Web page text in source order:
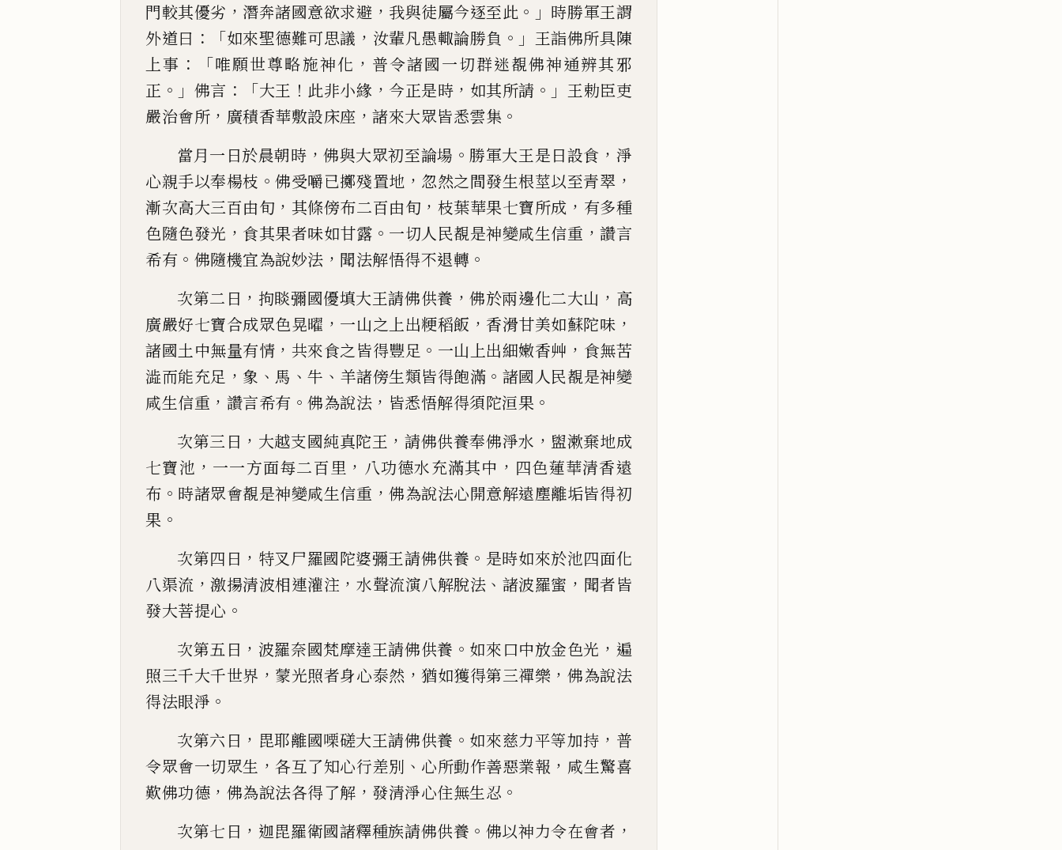
門較其優劣 ， 潛奔諸國意欲求避 ， 我與徒屬今逐至此 。」 時勝軍王謂
外道曰 ：「如來聖德難可思議 ， 汝輩凡愚輙論勝負 。」 王詣佛所具陳
上事 ：「唯願世尊略施神化 ， 普令諸國一切群迷覩佛神通辨其邪
正 。」 佛言 ：「大王 ！ 此非小緣 ， 今正是時 ， 如其所請 。」 王勅臣吏
嚴治會所 ， 廣積香華敷設床座 ， 諸來大眾皆悉雲集 。
當月一日於晨朝時 ，佛與大眾初至論場 。 勝軍大王是日設食 ， 淨
心親手以奉楊枝 。佛受嚼已擲殘置地 ， 忽然之間發生根莖以至青翠 ，
漸次高大三百由旬 ， 其條傍布二百由旬 ， 枝葉華果七寶所成 ， 有多種
色隨色發光 ， 食其果者味如甘露 。 一切人民覩是神變咸生信重 ，讚言
希有 。 佛隨機宜為說妙法 ， 聞法解悟得不退轉 。
次第二日 ， 拘睒彌國優填大王請佛供養 ，佛於兩邊化二大山 ， 高
廣嚴好七寶合成眾色晃曜 ， 一山之上出粳稻飯 ， 香滑甘美如蘇陀味 ，
諸國土中無量有情 ， 共來食之皆得豐足 。 一山上出細嫩香艸 ， 食無苦
澁而能充足 ， 象 、 馬 、牛 、 羊諸傍生類皆得飽滿 。 諸國人民覩是神變
咸生信重 ， 讚言希有 。 佛為說法 ， 皆悉悟解得須陀洹果 。
次第三日 ， 大越支國純真陀王 ，請佛供養奉佛淨水 ， 盥漱棄地成
七寶池 ， 一一方面每二百里 ， 八功德水充滿其中 ， 四色蓮華清香遠
布 。 時諸眾會覩是神變咸生信重 ，佛為說法心開意解遠塵離垢皆得初
果 。
次第四日 ， 特叉尸羅國陀婆彌王請佛供養 。 是時如來於池四面化
八渠流 ，激揚清波相連灌注 ， 水聲流演八解脫法 、 諸波羅蜜 ， 聞者皆
發大菩提心 。
次第五日 ， 波羅奈國梵摩達王請佛供養 。 如來口中放金色光 ， 遍
照三千大千世界 ， 蒙光照者身心泰然 ，猶如獲得第三禪樂 ， 佛為說法
得法眼淨 。
次第六日 ， 毘耶離國㗚磋大王請佛供養 。 如來慈力平等加持 ， 普
令眾會一切眾生 ，各互了知心行差別 、 心所動作善惡業報 ， 咸生驚喜
歎佛功德 ， 佛為說法各得了解 ， 發清淨心住無生忍 。
次第七日 ， 迦毘羅衛國諸釋種族請佛供養 。 佛以神力令在會者 ，